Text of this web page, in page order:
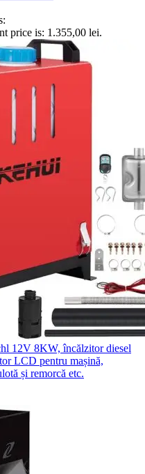
price is: 1.355,00 lei.
12V 8KW, încălzitor diesel
LCD pentru mașină,
și remorcă etc.